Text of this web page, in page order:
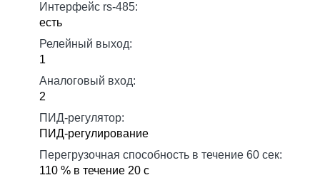
Интерфейс rs-485:
есть
Релейный выход:
1
Аналоговый вход:
2
ПИД-регулятор:
ПИД-регулирование
Перегрузочная способность в течение 60 сек:
110 % в течение 20 с